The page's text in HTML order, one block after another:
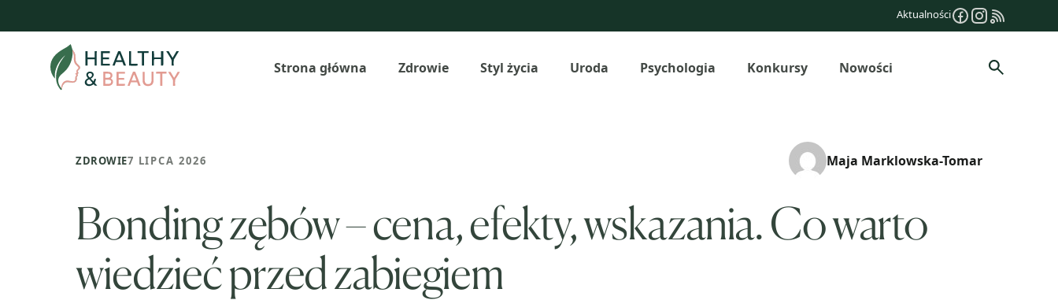
do
Aktualności
Strona główna Zdrowie Styl życia Uroda Psychologia Konkursy Nowości Szukaj
ZDROWIE7 LIPCA 2026 Maja Marklowska-Tomar
Bonding zębów – cena, efekty, wskazania. Co warto
wiedzieć przed zabiegiem